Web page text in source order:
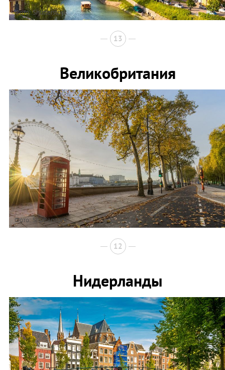
Фото: Shutterstock
13
Великобритания
Фото: Shutterstock
12
Нидерланды